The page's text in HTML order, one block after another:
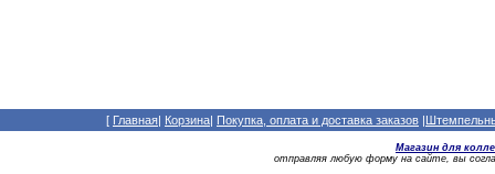
[ Главная| Корзина| Покупка, оплата и доставка заказов |
Магазин для
отправляя любую форму на сайте, вы